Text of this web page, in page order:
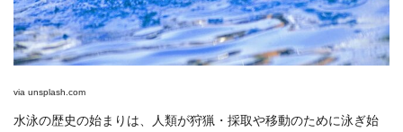
via unsplash.com
水泳の歴史の始まりは、人類が狩猟・採取や移動のために泳ぎ始